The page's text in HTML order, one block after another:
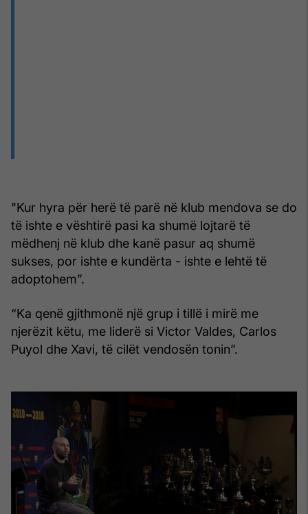
"Kur hyra për herë të parë në klub mendova se do
të ishte e vështirë pasi ka shumë lojtarë të
mëdhenj në klub dhe kanë pasur aq shumë
sukses, por ishte e kundërta - ishte e lehtë të
adoptohem”.
“Ka qenë gjithmonë një grup i tillë i mirë me
njerëzit këtu, me liderë si Victor Valdes, Carlos
Puyol dhe Xavi, të cilët vendosën tonin”.